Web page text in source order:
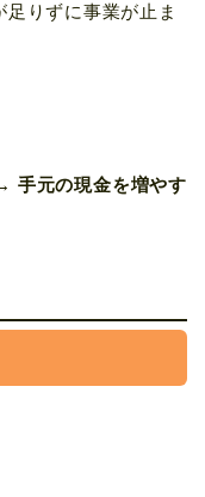
りずに事業が止ま
手元の現金を増やす